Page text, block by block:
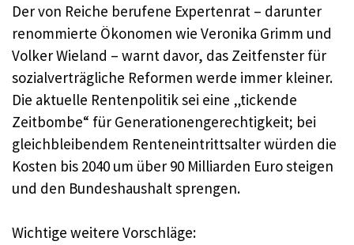
Der von Reiche berufene Expertenrat – darunter
renommierte Ökonomen wie Veronika Grimm und
Volker Wieland – warnt davor, das Zeitfenster für
sozialverträgliche Reformen werde immer kleiner.
Die aktuelle Rentenpolitik sei eine „tickende
Zeitbombe“ für Generationengerechtigkeit; bei
gleichbleibendem Renteneintrittsalter würden die
Kosten bis 2040 um über 90 Milliarden Euro steigen
und den Bundeshaushalt sprengen.
Wichtige weitere Vorschläge: